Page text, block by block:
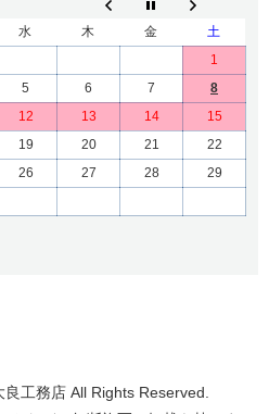
水 木 金
土
1
5 6 7
8
12 13 14
15
19 20 21
22
26 27 28
29
工務店 All Rights Reserved.